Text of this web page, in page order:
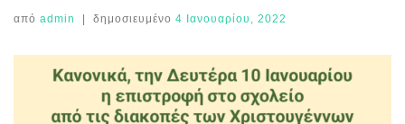
από admin | δημοσιευμένο 4 Ιανουαρίου, 2022